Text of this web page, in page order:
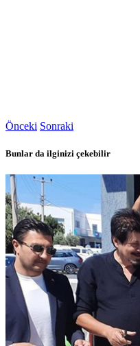
Önceki Sonraki
Bunlar da ilginizi çekebilir